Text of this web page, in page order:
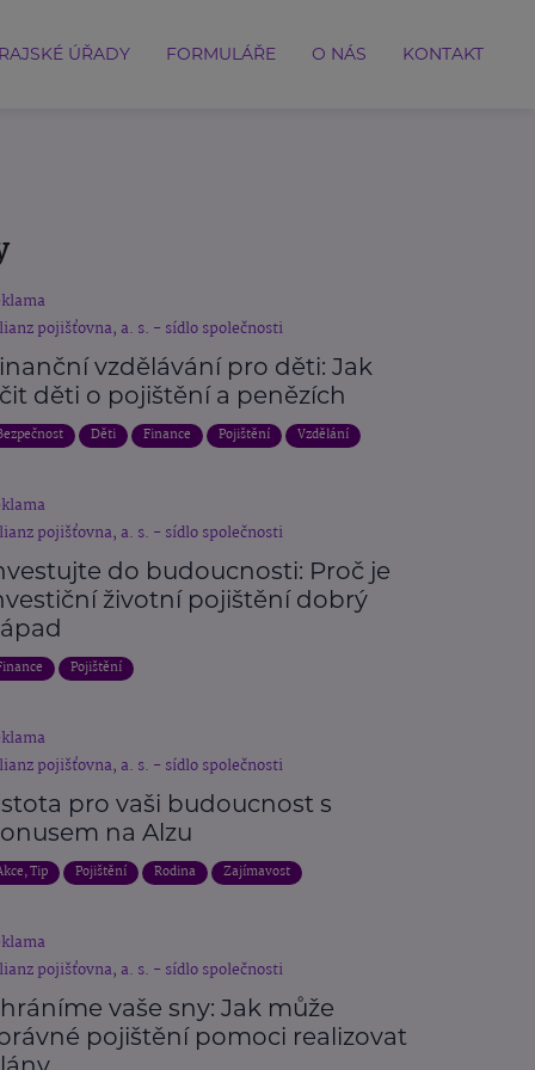
ÚŘADY FORMULÁŘE O NÁS KONTAKT
pojišťovna, a. s. - sídlo společnosti
vzdělávání pro děti: Jak
děti o pojištění a penězích
Děti Finance Pojištění Vzdělání
pojišťovna, a. s. - sídlo společnosti
do budoucnosti: Proč je
životní pojištění dobrý
Pojištění
pojišťovna, a. s. - sídlo společnosti
pro vaši budoucnost s
na Alzu
Tip Pojištění Rodina Zajímavost
pojišťovna, a. s. - sídlo společnosti
vaše sny: Jak může
pojištění pomoci realizovat